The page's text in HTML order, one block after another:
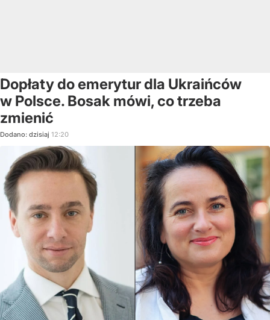
Dopłaty do emerytur dla Ukraińców
w Polsce. Bosak mówi, co trzeba
zmienić
Dodano: dzisiaj 12:20